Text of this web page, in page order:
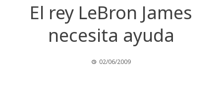
El rey LeBron James
necesita ayuda
02/06/2009